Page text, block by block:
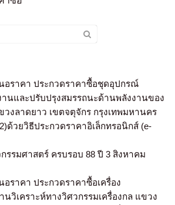
อราคา ประกวดราคาซื้อชุดอุปกรณ์
านและปรับปรุงสมรรถนะด้านพลังงานของ
งลาดยาว เขตจตุจักร กรุงเทพมหานคร
ด้วยวิธีประกวดราคาอิเล็กทรอนิกส์ (e-
รมศาสตร์ ครบรอบ 88 ปี 3 สิงหาคม
อราคา ประกวดราคาซื้อเครื่อง
นวิเคราะห์ทางวิศวกรรมเครื่องกล แขวง